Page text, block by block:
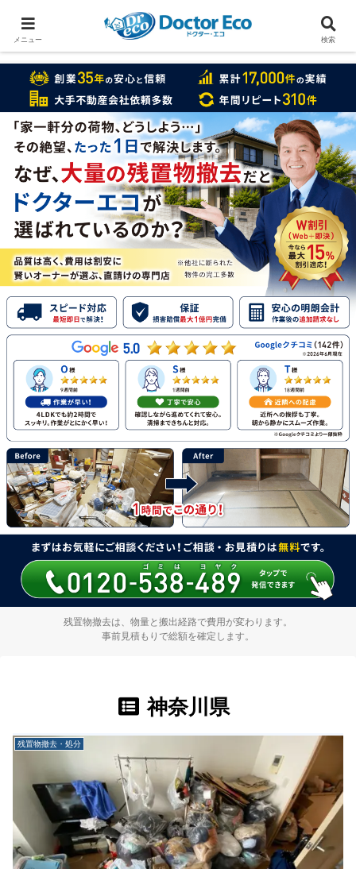
家をまるごと片付けたいなら
実績数１万7000件のドクターエコ
残置物撤去は、物量と搬出経路で費用が変わります。
事前見積もりで総額を確定します。
神奈川県
残置物撤去・処分
メニュー 検索